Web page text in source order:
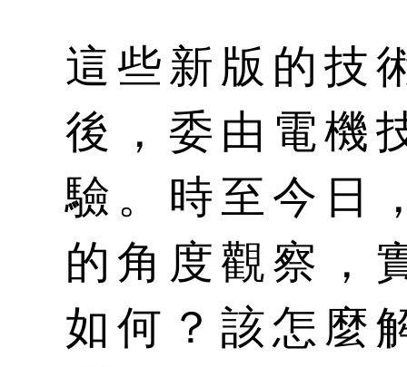
這些新版的技
後，委由電機
驗。時至今日
的角度觀察，
如何？該怎麼